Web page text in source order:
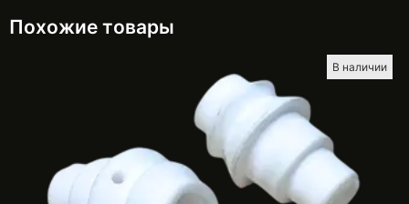
Похожие товары
В наличии